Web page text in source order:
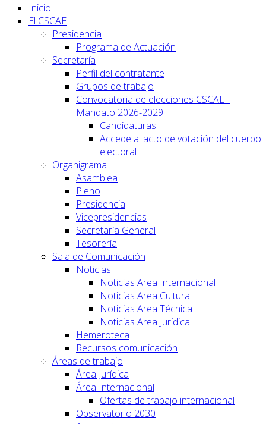
Inicio
El CSCAE
Presidencia
Programa de Actuación
Secretaría
Perfil del contratante
Grupos de trabajo
Convocatoria de elecciones CSCAE -
Mandato 2026-2029
Candidaturas
Accede al acto de votación del cuerpo
electoral
Organigrama
Asamblea
Pleno
Presidencia
Vicepresidencias
Secretaría General
Tesorería
Sala de Comunicación
Noticias
Noticias Area Internacional
Noticias Area Cultural
Noticias Area Técnica
Noticias Area Jurídica
Hemeroteca
Recursos comunicación
Áreas de trabajo
Área Jurídica
Área Internacional
Ofertas de trabajo internacional
Observatorio 2030